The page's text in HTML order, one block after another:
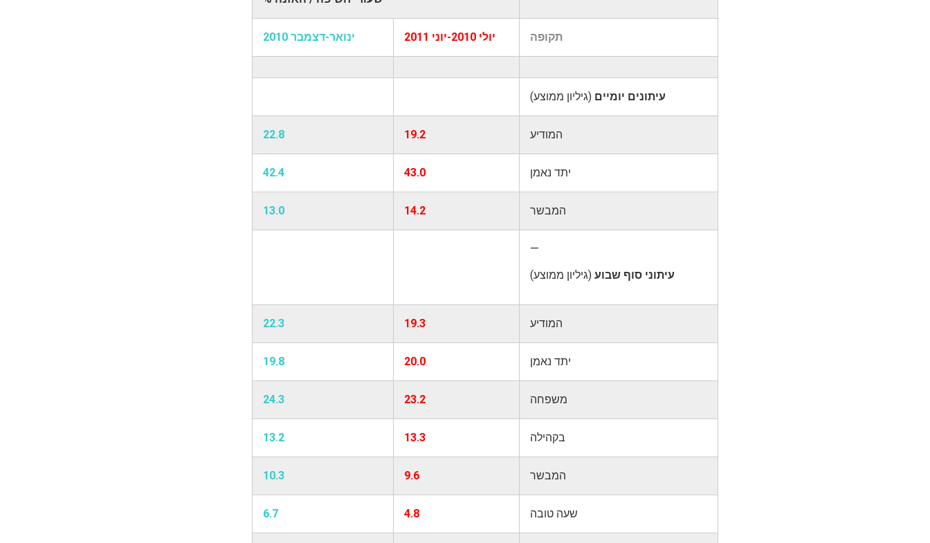
תקופה יולי 2010-יוני 2011 ינואר-דצמבר 2010
עיתונים יומיים (גיליון ממוצע)
המודיע 19.2
22.8
יתד נאמן 43.0
42.4
המבשר 14.2
13.0
—
עיתוני סוף שבוע(גיליון ממוצע)
המודיע 19.3
22.3
יתד נאמן 20.0
19.8
משפחה 23.2
24.3
בקהילה 13.3
13.2
המבשר 9.6
10.3
שעה טובה 4.8
6.7